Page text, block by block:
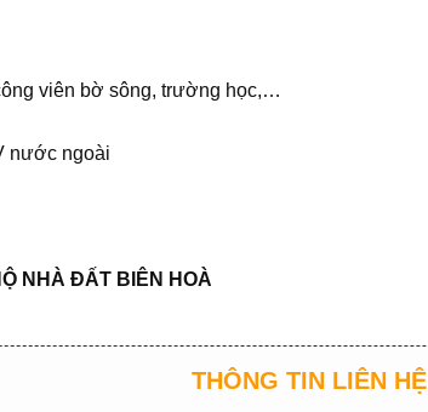
viên bờ sông, trường học,…
nước ngoài
NHÀ ĐẤT BIÊN HOÀ
THÔNG TIN LIÊN HỆ